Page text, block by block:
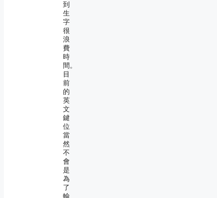
到
生
字
很
浪
費
時
間。
目
前
的
英
文
鍵
位
當
然
不
會
是
為
了
輸